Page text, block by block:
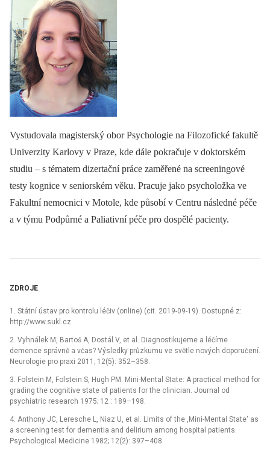
Vystudovala magisterský obor Psychologie na Filozofické fakultě
Univerzity Karlovy v Praze, kde dále pokračuje v doktorském
studiu –⁠ s tématem dizertační práce zaměřené na screeningové
testy kognice v seniorském věku. Pracuje jako psycholožka ve
Fakultní nemocnici v Motole, kde působí v Centru následné péče
a v týmu Podpůrné a Paliativní péče pro dospělé pacienty.
ZDROJE
1. Státní ústav pro kontrolu léčiv (online) (cit. 2019-09-19). Dostupné z:
http://www.sukl.cz
2. Vyhnálek M, Bartoš A, Dostál V, et al. Diagnostikujeme a léčíme
demence správně a včas? Výsledky průzkumu ve světle nových doporučení.
Neurologie pro praxi 2011; 12(5): 352–358.
3. Folstein M, Folstein S, Hugh PM. Mini-Mental State: A practical method for
grading the cognitive state of patients for the clinician. Journal od
psychiatric research 1975; 12 : 189–198.
4. Anthony JC, Leresche L, Niaz U, et al. Limits of the ,Mini-Mental State‘ as
a screening test for dementia and delirium among hospital patients.
Psychological Medicine 1982; 12(2): 397–408.